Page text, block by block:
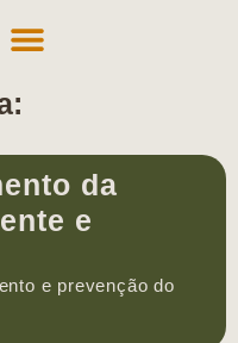
da
e
e prevenção do